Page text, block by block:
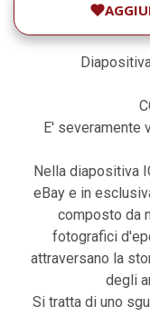
E' severamente
Nella diapositiva
eBay e in
composto da
fotografici
attraversano la
degli
Si tratta di uno